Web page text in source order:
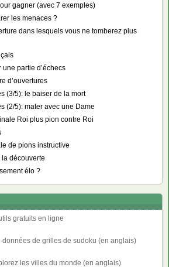
gagner (avec 7 exemples)
les menaces ?
dans lesquels vous ne tomberez plus
partie d’échecs
d’ouvertures
(3/5): le baiser de la mort
(2/5): mater avec une Dame
Roi plus pion contre Roi
de pions instructive
la découverte
élo ?
gratuits en ligne
données de grilles de sudoku (en anglais)
les villes du monde (en anglais)